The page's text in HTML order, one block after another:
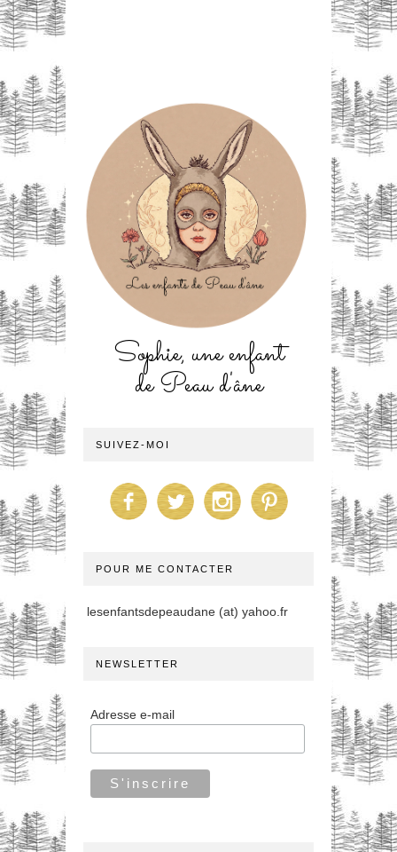
Sophie, une enfant
de Peau d'âne
SUIVEZ-MOI
POUR ME CONTACTER
lesenfantsdepeaudane (at) yahoo.fr
NEWSLETTER
Adresse e-mail